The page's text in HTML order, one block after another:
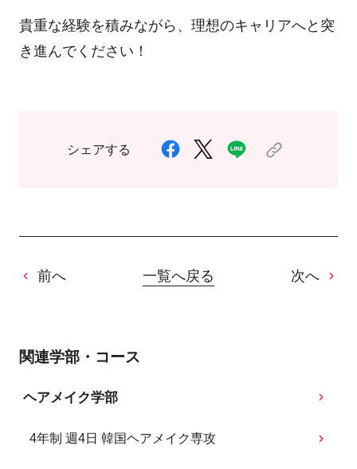
貴重な経験を積みながら、理想のキャリアへと突
き進んでください！
シェアする
前へ 一覧へ戻る 次へ
関連学部・コース
ヘアメイク学部
4年制 週4日 韓国ヘアメイク専攻